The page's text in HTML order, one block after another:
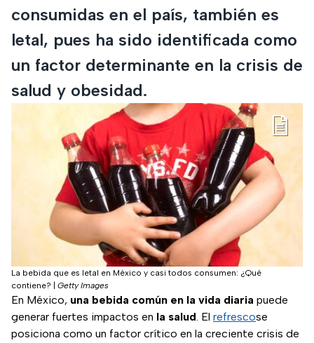
consumidas en el país, también es
letal, pues ha sido identificada como
un factor determinante en la crisis de
salud y obesidad.
La bebida que es letal en México y casi todos consumen: ¿Qué
contiene?
Getty Images
En México, una bebida común en la vida diaria puede
generar fuertes impactos en la salud. El refrescose
posiciona como un factor crítico en la creciente crisis de